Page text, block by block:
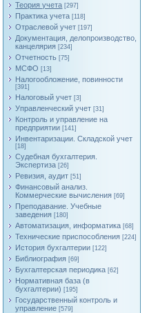
Теория учета [297]
Практика учета [118]
Отраслевой учет [197]
Документация, делопроизводство,
канцелярия [234]
Отчетность [75]
МСФО [13]
Налогообложение, повинности
[391]
Налоговый учет [3]
Управленческий учет [31]
Контроль и управление на
предприятии [141]
Инвентаризации. Складской учет
[18]
Судебная бухгалтерия.
Экспертиза [26]
Ревизия, аудит [51]
Финансовый анализ.
Коммерческие вычисления [69]
Преподавание. Учебные
заведения [180]
Автоматизация, информатика [68]
Технические приспособления [224]
История бухгалтерии [122]
Библиография [69]
Бухгалтерская периодика [62]
Нормативная база (в
бухгалтерии) [195]
Государственный контроль и
управление [579]